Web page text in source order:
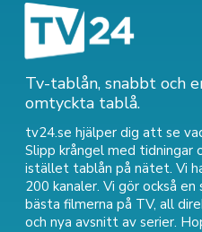
Tv-tablån, snabbt och
omtyckta tablå.
tv24.se hjälper dig att se
Slipp krångel med tidningar
istället tablån på nätet. Vi
200 kanaler. Vi gör också
bästa filmerna på TV, all
och nya avsnitt av serier.